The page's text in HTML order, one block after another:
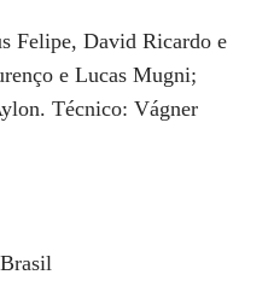
Felipe, David Ricardo e
e Lucas Mugni;
Técnico: Vágner